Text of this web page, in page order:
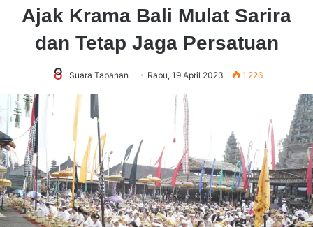
Ajak Krama Bali Mulat Sarira
dan Tetap Jaga Persatuan
Suara Tabanan Rabu, 19 April 2023 1,226